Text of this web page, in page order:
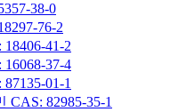
38-0
76-2
41-2
37-4
01-1
82985-35-1